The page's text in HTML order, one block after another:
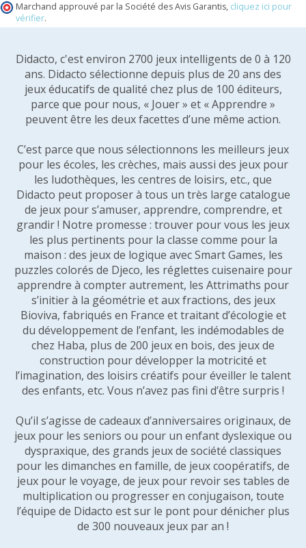
Marchand approuvé par la Société des Avis Garantis, cliquez ici pour
vérifier.
Didacto, c'est environ 2700 jeux intelligents de 0 à 120
ans. Didacto sélectionne depuis plus de 20 ans des
jeux éducatifs de qualité chez plus de 100 éditeurs,
parce que pour nous, « Jouer » et « Apprendre »
peuvent être les deux facettes d’une même action.
C’est parce que nous sélectionnons les meilleurs jeux
pour les écoles, les crèches, mais aussi des jeux pour
les ludothèques, les centres de loisirs, etc., que
Didacto peut proposer à tous un très large catalogue
de jeux pour s’amuser, apprendre, comprendre, et
grandir ! Notre promesse : trouver pour vous les jeux
les plus pertinents pour la classe comme pour la
maison : des jeux de logique avec Smart Games, les
puzzles colorés de Djeco, les réglettes cuisenaire pour
apprendre à compter autrement, les Attrimaths pour
s’initier à la géométrie et aux fractions, des jeux
Bioviva, fabriqués en France et traitant d’écologie et
du développement de l’enfant, les indémodables de
chez Haba, plus de 200 jeux en bois, des jeux de
construction pour développer la motricité et
l’imagination, des loisirs créatifs pour éveiller le talent
des enfants, etc. Vous n’avez pas fini d’être surpris !
Qu’il s’agisse de cadeaux d’anniversaires originaux, de
jeux pour les seniors ou pour un enfant dyslexique ou
dyspraxique, des grands jeux de société classiques
pour les dimanches en famille, de jeux coopératifs, de
jeux pour le voyage, de jeux pour revoir ses tables de
multiplication ou progresser en conjugaison, toute
l’équipe de Didacto est sur le pont pour dénicher plus
de 300 nouveaux jeux par an !